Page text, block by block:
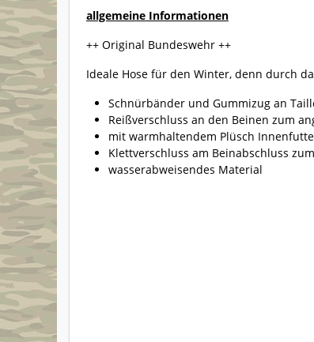
allgemeine Informationen
++ Original Bundeswehr ++
Ideale Hose für den Winter, denn durch
Schnürbänder und Gummizug an
Reißverschluss an den Beinen zum
mit warmhaltendem Plüsch
Klettverschluss am Beinabschluss
wasserabweisendes Material